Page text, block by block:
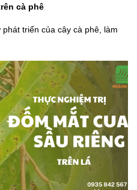
cà phê
triển của cây cà phê, làm